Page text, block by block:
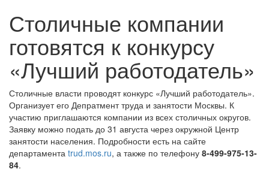
Столичные компании
готовятся к конкурсу
«Лучший работодатель»
Столичные власти проводят конкурс «Лучший работодатель».
Организует его Депратмент труда и занятости Москвы. К
участию приглашаются компании из всех столичных округов.
Заявку можно подать до 31 августа через окружной Центр
занятости населения. Подробности есть на сайте
департамента trud.mos.ru, а также по телефону 8-499-975-13-
84.